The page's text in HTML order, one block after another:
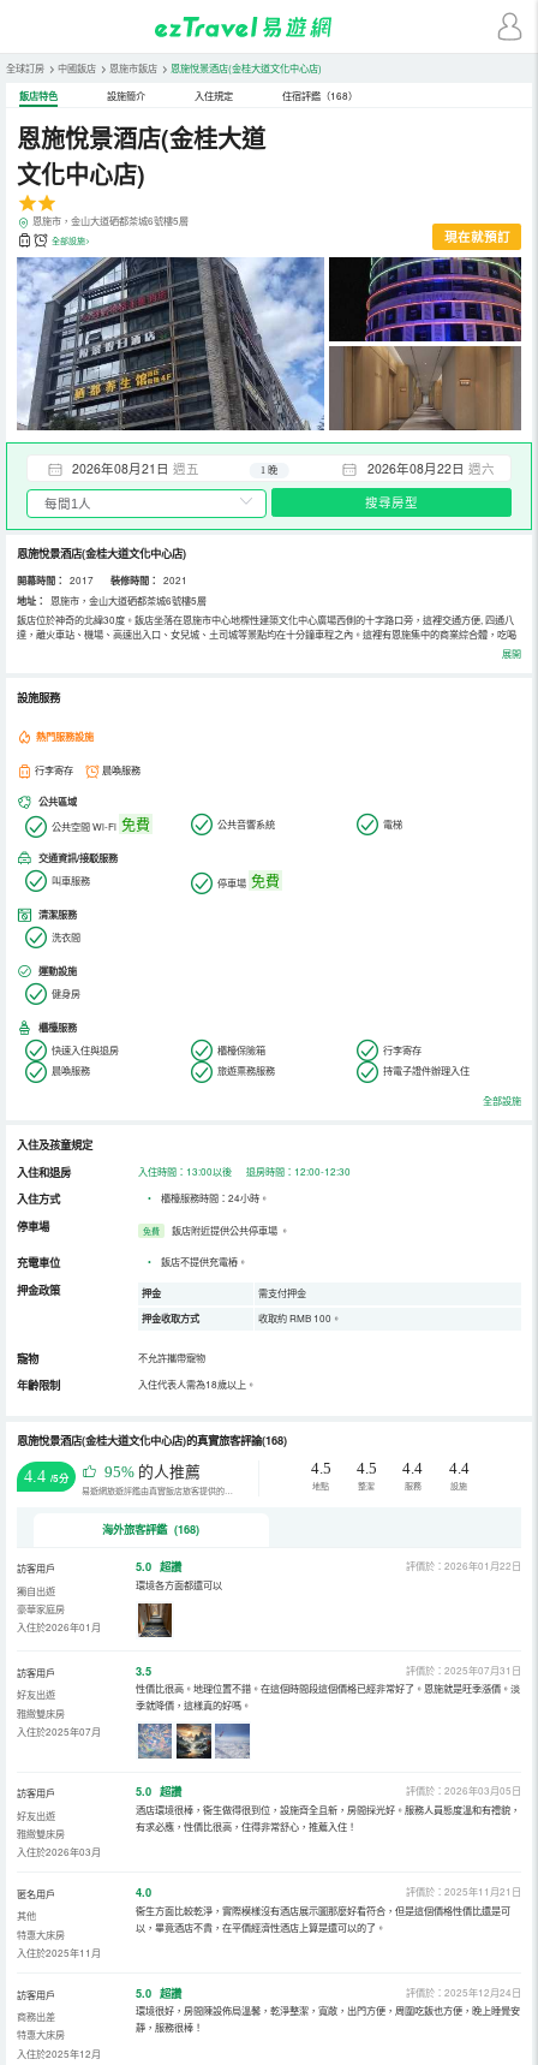
全球訂房 > 中國飯店 > 恩施市飯店 > 恩施悅景酒店(金桂大道文化中心店)
飯店特色 設施簡介 入住規定 住宿評鑑（168）
恩施悅景酒店(金桂大道
文化中心店)
恩施市，金山大道硒都茶城6號樓5層
全部設施> 現在就預訂
2026年08月21日 週五 2026年08月22日 週六
1 晚
搜尋房型
恩施悅景酒店(金桂大道文化中心店)
開幕時間： 2017 裝修時間： 2021
地址：
恩施市，金山大道硒都茶城6號樓5層
飯店位於神奇的北緯30度。飯店坐落在恩施市中心地標性建築文化中心廣場西側的十字路口旁，這裡交通方便, 四通八
達，離火車站、機場、高速出入口、女兒城、土司城等景點均在十分鐘車程之內。這裡有恩施集中的商業綜合體，吃喝
玩樂非常方便。飯店以當今流行的現代簡約、輕奢、藝術為主流，風格和品味交互渲染, 營造出時尚、現代、舒適、尊貴
的住宿環境。飯店環境優雅，24小時熱水、巨幕大屏電視、每間客房300兆的高速專享網絡、客房設施和用品均按照豪
善的服務設施，優質的服務態度，優惠的經營價格，贏得您的信賴與支持，飯店所有員工將以飽滿的熱情真誠期待您的
光臨!
展開
設施服務
熱門服務設施
行李寄存 晨喚服務
公共區域
公共空間 Wi-Fi 免費 公共音響系統 電梯
交通資訊/接駁服務
叫車服務 停車場 免費
清潔服務
洗衣間
運動設施
健身房
櫃檯服務
快速入住與退房 櫃檯保險箱
行李寄存
晨喚服務
旅遊票務服務 持電子證件辦理入住
全部設施
入住及孩童規定
入住和退房
入住時間：13:00以後 退房時間：12:00-12:30
入住方式 • 櫃檯服務時間：24小時。
停車場 免費 飯店附近提供公共停車場 。
充電車位 • 飯店不提供充電樁。
押金政策 押金 需支付押金
押金收取方式 收取約 RMB 100。
寵物 不允許攜帶寵物
年齡限制 入住代表人需為18歲以上。
恩施悅景酒店(金桂大道文化中心店)的真實旅客評論(168)
4.4 /5分 95% 的人推薦
易遊網旅遊評鑑由真實飯店旅客提供的評鑑。
4.5
地點
4.5
整潔
4.4
服務
4.4
設施
海外旅客評鑑 (168)
訪客用戶
獨自出遊
豪華家庭房
入住於2026年01月
5.0 超讚
評價於：2026年01月22日
環境各方面都還可以
訪客用戶
好友出遊
雅緻雙床房
入住於2025年07月
3.5
評價於：2025年07月31日
性價比很高。地理位置不錯。在這個時間段這個價格已經非常好了。恩施就是旺季漲價。淡
季就降價，這樣真的好嗎。
訪客用戶
好友出遊
雅緻雙床房
入住於2026年03月
5.0 超讚
評價於：2026年03月05日
酒店環境很棒，衞生做得很到位，設施齊全且新，房間採光好。服務人員態度溫和有禮貌，
有求必應，性價比很高，住得非常舒心，推薦入住！
匿名用戶
其他
特惠大床房
入住於2025年11月
4.0
評價於：2025年11月21日
衞生方面比較乾淨，實際模樣沒有酒店展示圖那麼好看符合，但是這個價格性價比還是可
以，畢竟酒店不貴，在平價經濟性酒店上算是還可以的了。
訪客用戶
商務出差
特惠大床房
入住於2025年12月
5.0 超讚
評價於：2025年12月24日
環境很好，房間陳設佈局溫馨，乾淨整潔，寬敞，出門方便，周圍吃飯也方便，晚上睡覺安
靜，服務很棒！